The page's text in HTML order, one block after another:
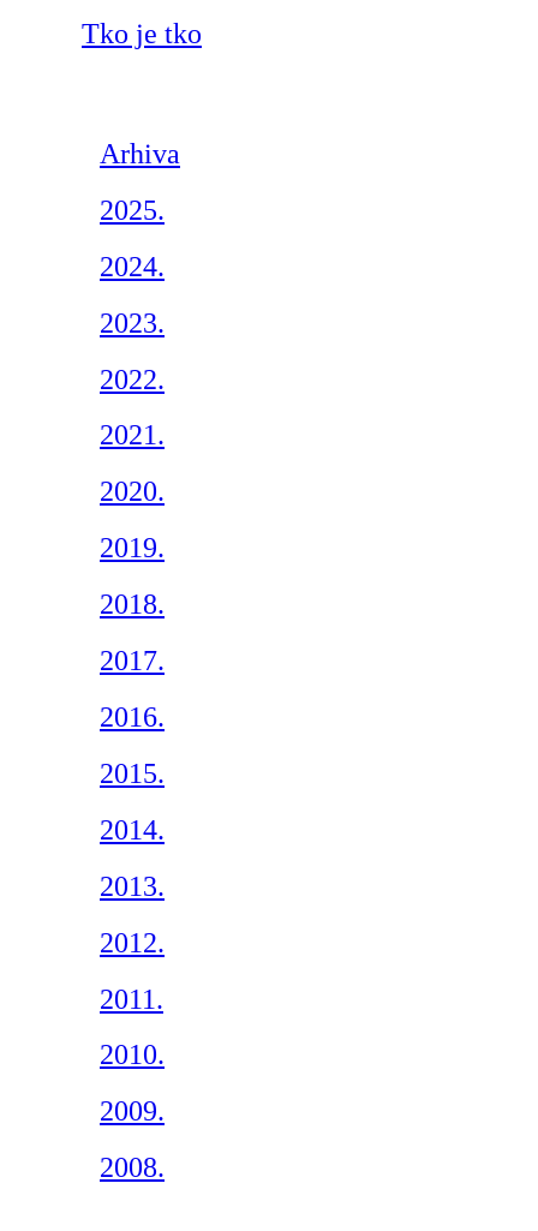
Tko je tko
Arhiva
2025.
2024.
2023.
2022.
2021.
2020.
2019.
2018.
2017.
2016.
2015.
2014.
2013.
2012.
2011.
2010.
2009.
2008.